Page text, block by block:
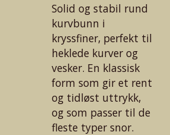
Solid og stabil rund
kurvbunn i
kryssfiner, perfekt til
heklede kurver og
vesker. En klassisk
form som gir et rent
og tidløst uttrykk,
og som passer til de
fleste typer snor.